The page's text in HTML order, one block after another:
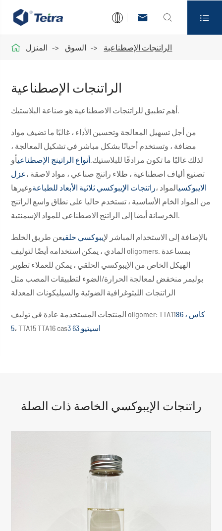
  
 المنزل السوق الراتنجات الإصطناعية
الراتنجات الإصطناعية
أهم تطبيق للراتنجات الاصطناعية هو صناعة البلاستيك.
من أجل تسهيل المعالجة وتحسين الأداء ، غالبًا ما تضيف مواد
مضافة ، وتستخدم أحيانًا بشكل مباشر في تشكيل المعالجة ،
لذلك غالبًا ما تكون مرادفًا للبلاستيك.أنواع الراتينج الإصطناعيأو
تصنيع ألياف اصطناعية ، طلاء راتنج صناعي ، مواد لاصقة ،عزل
الايبوكسيالمواد ،راتنجات الإيبوكسي ثلاثية الأبعاد للطباعةوغيرها
من المواد الخام الأساسية ، تستخدم حاليا على نطاق واسع الراتنج
الخرسانة أيضا إلى الراتنج الاصطناعي للمواد الإسمنتية.
بالإضافة إلى الاستخدام المباشر لإيبوكسي حلقيعن طريق الخلط
المادي ، يمكن استخدامه أيضًا لتوليف oligomers. بمساعدة
الهيكل الخاص من الإيبوكسي الحلقي ، يمكن للعملاء تطوير
بوليمر منخفض لمعالجة الحرارة/الضوء لتطبيقات المصب مثل
الراتنجات الليثوغرافية الضوئية والسيليكونات المعدلة
المنتجات المستخدمة عادة في توليف oligomer: TTA11كاس ، 86
5، TTA15 TTA16 cas اسيتيو 63 3
راتنجات الإيبوكسي الخاصة ذات الصلة